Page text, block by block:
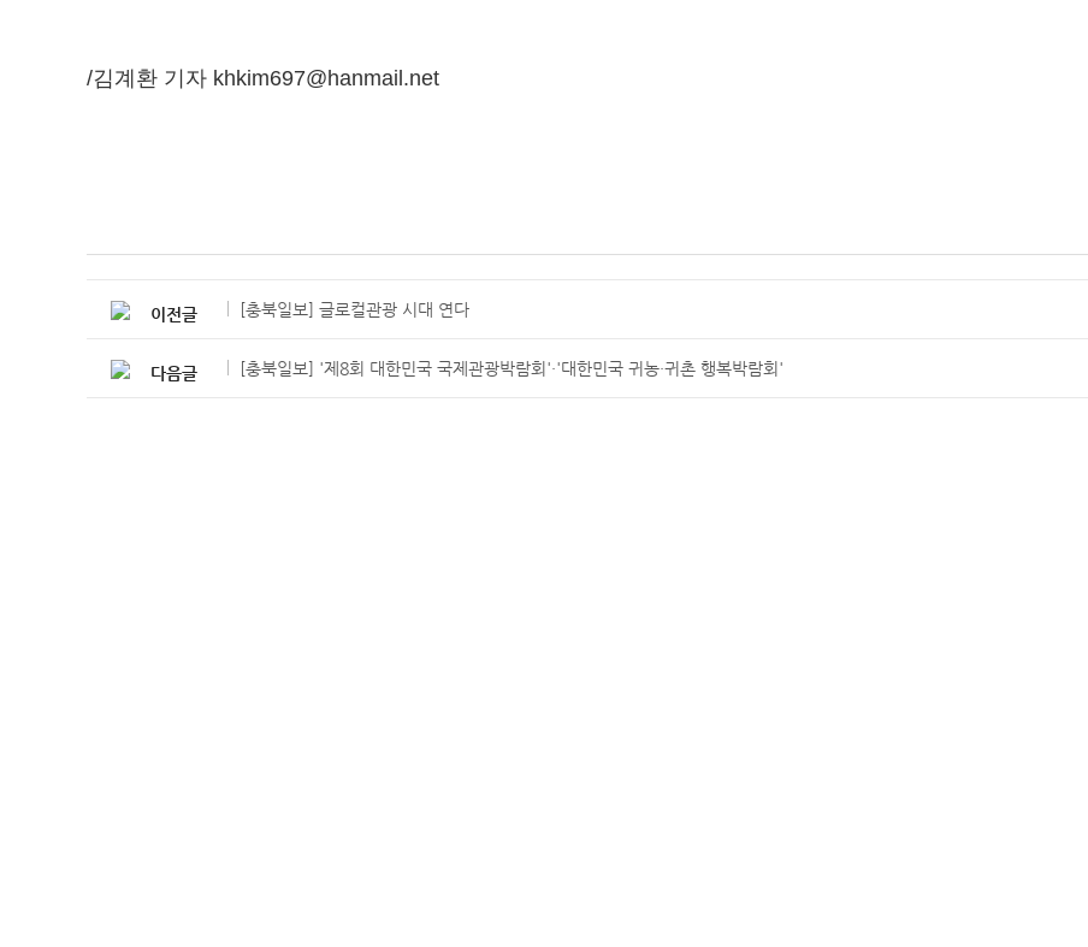
/김계환 기자 khkim697@hanmail.net
이전글 [충북일보] 글로컬관광 시대 연다
[충북일보] '제8회 대한민국 국제관광박람회'·'대한민국 귀농·귀촌 행복박람회'
다음글